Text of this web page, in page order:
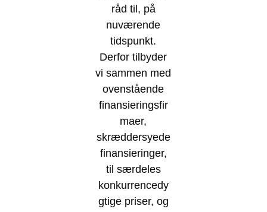
råd til, på
nuværende
tidspunkt.
Derfor tilbyder
vi sammen med
ovenstående
finansieringsfir
maer,
skræddersyede
finansieringer,
til særdeles
konkurrencedy
gtige priser, og